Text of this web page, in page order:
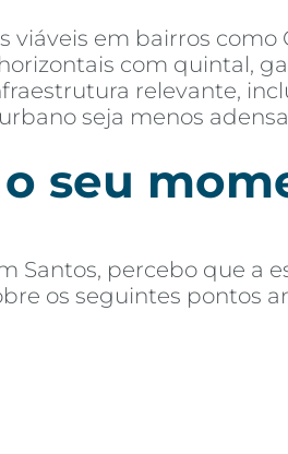
viáveis em bairros como
com quintal,
relevante,
seja menos
seu
Santos, percebo que a
os seguintes pontos